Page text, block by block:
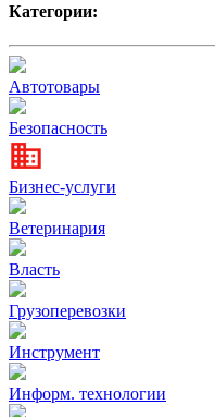
Категории:
Автотовары
Безопасность
Бизнес-услуги
Ветеринария
Власть
Грузоперевозки
Инструмент
Информ. технологии